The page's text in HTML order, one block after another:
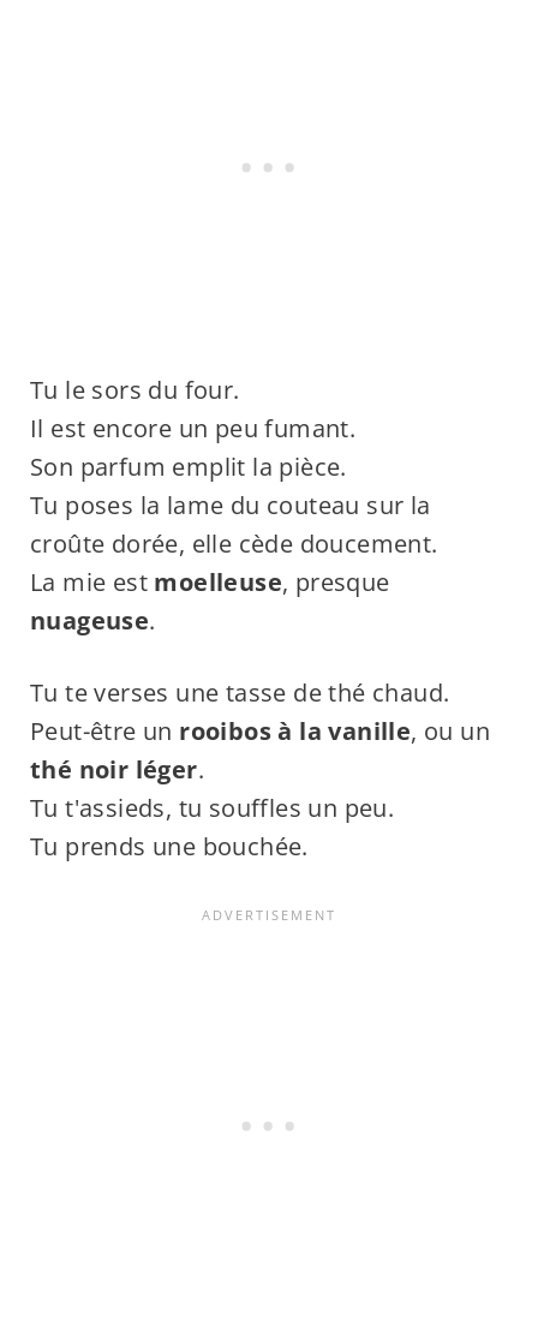
Tu le sors du four.
Il est encore un peu fumant.
Son parfum emplit la pièce.
Tu poses la lame du couteau sur la
croûte dorée, elle cède doucement.
La mie est moelleuse, presque
nuageuse.
Tu te verses une tasse de thé chaud.
Peut-être un rooibos à la vanille, ou un
thé noir léger.
Tu t'assieds, tu souffles un peu.
Tu prends une bouchée.